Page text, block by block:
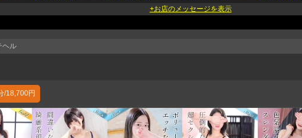
ヘル
/18,700円